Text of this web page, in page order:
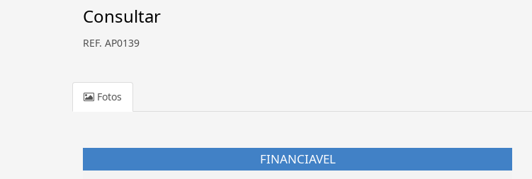
Consultar
REF. AP0139
Fotos